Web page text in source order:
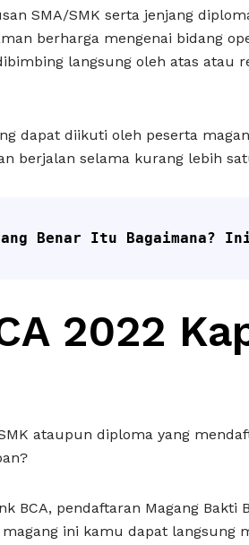
SMA/SMK serta jenjang
berharga mengenai bidang
langsung oleh atas atau
dapat diikuti oleh peserta
berjalan selama kurang lebih
Benar Itu Bagaimana?
2022
ataupun diploma yang
BCA, pendaftaran Magang Bakti
ini kamu dapat langsung